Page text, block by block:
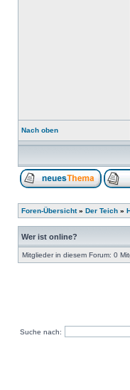
Nach oben
Foren-Übersicht» Der Teich »
Wer ist online?
Mitglieder in diesem Forum: 0
Suche nach: